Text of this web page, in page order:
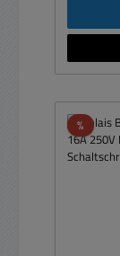
%Rabatt